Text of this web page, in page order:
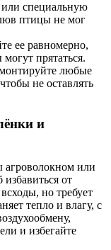
или специальную
птицы не мог
ее равномерно,
прятаться.
любые
не оставлять
и
агроволокном или
от
но требует
тепло и влагу, с
и избегайте